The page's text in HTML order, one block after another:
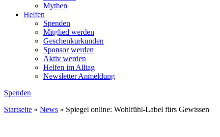
Mythen
Helfen
Spenden
Mitglied werden
Geschenkurkunden
Sponsor werden
Aktiv werden
Helfen im Alltag
Newsletter Anmeldung
Spenden
Startseite » News » Spiegel online: Wohlfühl-Label fürs Gewissen